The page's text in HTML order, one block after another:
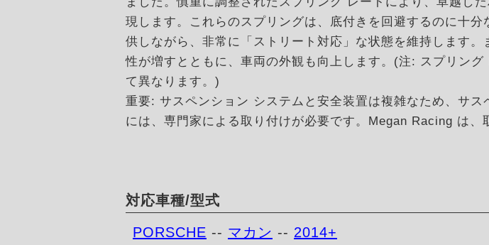
現します。これらのスプリングは、底付きを回避するのに十
供しながら、非常に「ストリート対応」な状態を維持します
性が増すとともに、車両の外観も向上します。(注: スプリン
て異なります。)
重要: サスペンション システムと安全装置は複雑なため、サ
には、専門家による取り付けが必要です。Megan Racing は、
対応車種/型式
PORSCHE -- マカン -- 2014+